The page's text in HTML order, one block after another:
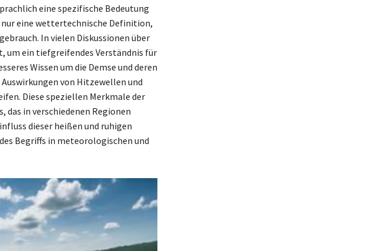
eine spezifische Bedeutung
eine wettertechnische Definition,
In vielen Diskussionen über
um ein tiefgreifendes Verständnis für
Wissen um die Demse und deren
von Hitzewellen und
Diese speziellen Merkmale der
das in verschiedenen Regionen
dieser heißen und ruhigen
Begriffs in meteorologischen und